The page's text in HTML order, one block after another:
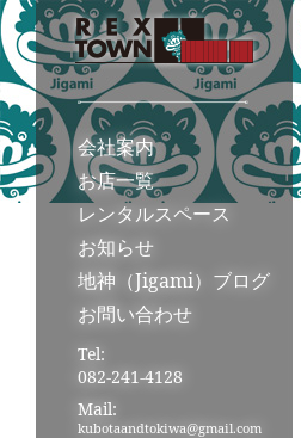
会社案内
お店一覧
レンタルスペース
お知らせ
地神（Jigami）ブログ
お問い合わせ
Tel:
082-241-4128
Mail:
kubotaandtokiwa@gmail.com